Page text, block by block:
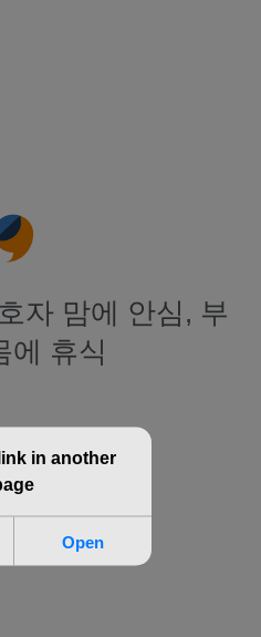
자 맘에 안심, 부
에 휴식